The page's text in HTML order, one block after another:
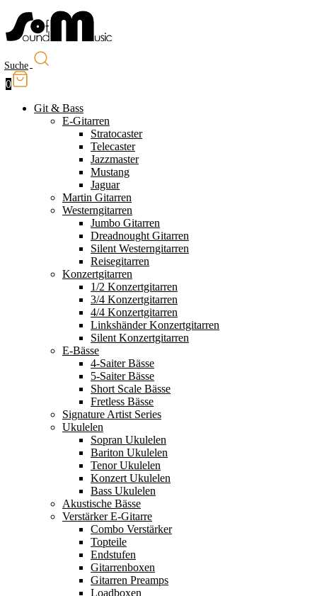
Suche
0
Git & Bass
E-Gitarren
Stratocaster
Telecaster
Jazzmaster
Mustang
Jaguar
Martin Gitarren
Westerngitarren
Jumbo Gitarren
Dreadnought Gitarren
Silent Westerngitarren
Reisegitarren
Konzertgitarren
1/2 Konzertgitarren
3/4 Konzertgitarren
4/4 Konzertgitarren
Linkshänder Konzertgitarren
Silent Konzertgitarren
E-Bässe
4-Saiter Bässe
5-Saiter Bässe
Short Scale Bässe
Fretless Bässe
Signature Artist Series
Ukulelen
Sopran Ukulelen
Bariton Ukulelen
Tenor Ukulelen
Konzert Ukulelen
Bass Ukulelen
Akustische Bässe
Verstärker E-Gitarre
Combo Verstärker
Topteile
Endstufen
Gitarrenboxen
Gitarren Preamps
Loadboxen